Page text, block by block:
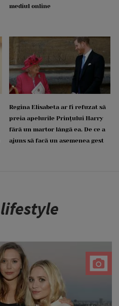
mediul online
Regina Elisabeta ar fi refuzat să
preia apelurile Prințului Harry
fără un martor lângă ea. De ce a
ajuns să facă un asemenea gest
lifestyle